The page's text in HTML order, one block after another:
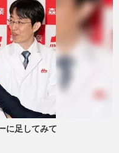
に足してみて